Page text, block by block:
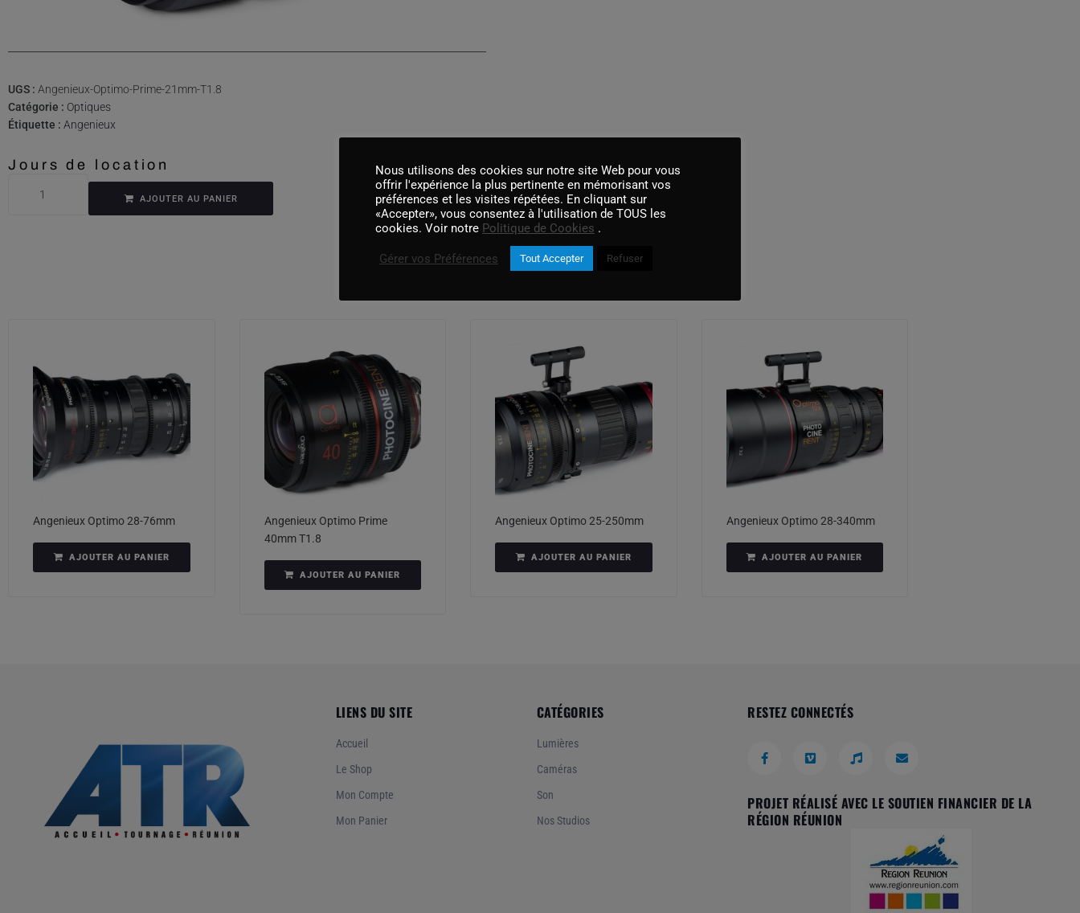
UGS : Angenieux-Optimo-Prime-21mm-T1.8
Catégorie : Optiques
Étiquette : Angenieux
Jours de location
AJOUTER AU PANIER
Angenieux Optimo 28-76mm
AJOUTER AU PANIER
Angenieux Optimo Prime
40mm T1.8
AJOUTER AU PANIER
Angenieux Optimo 25-250mm
AJOUTER AU PANIER
Angenieux Optimo 28-340mm
AJOUTER AU PANIER
LIENS DU SITE
Accueil
Le Shop
Mon Compte
Mon Panier
CATÉGORIES
Lumières
Caméras
Son
Nos Studios
RESTEZ CONNECTÉS
PROJET RÉALISÉ AVEC LE SOUTIEN FINANCIER DE LA
RÉGION RÉUNION
Nous utilisons des cookies sur notre site Web pour vous
offrir l'expérience la plus pertinente en mémorisant vos
préférences et les visites répétées. En cliquant sur
«Accepter», vous consentez à l'utilisation de TOUS les
cookies. Voir notre Politique de Cookies .
Gérer vos Préférences Tout Accepter Refuser